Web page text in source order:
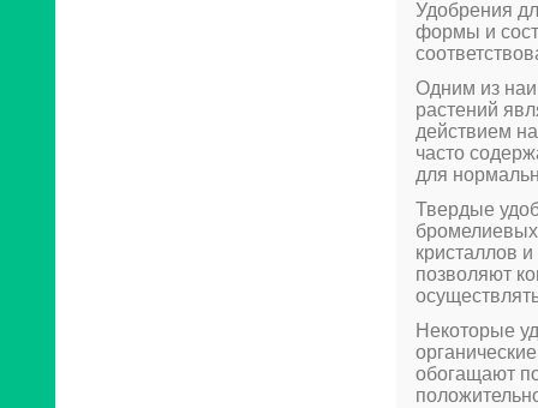
Удобрения
формы и
Одним из
растений
действием
часто
для
Твердые
кристаллов
позволяют
Некоторые
обогащают